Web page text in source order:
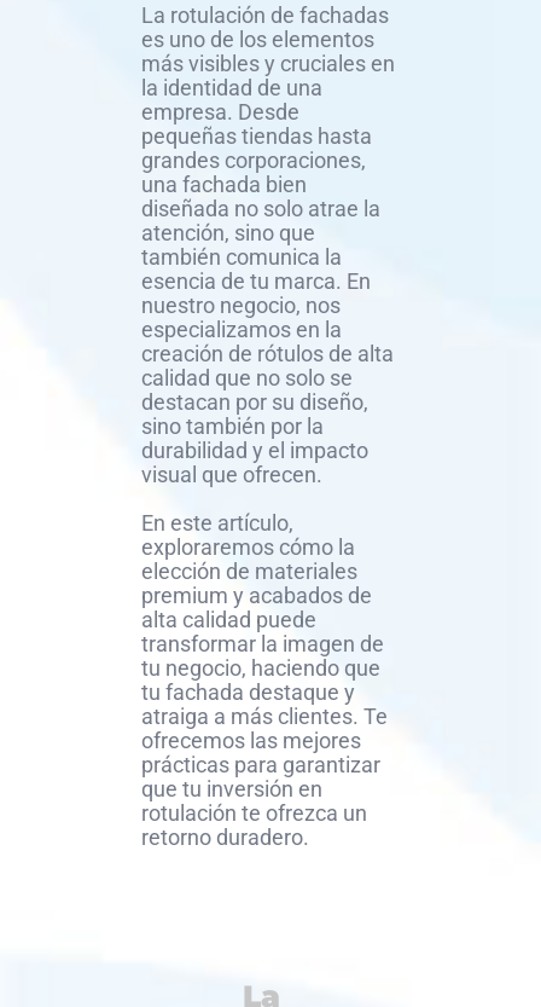
La rotulación de fachadas
es uno de los elementos
más visibles y cruciales en
la identidad de una
empresa. Desde
pequeñas tiendas hasta
grandes corporaciones,
una fachada bien
diseñada no solo atrae la
atención, sino que
también comunica la
esencia de tu marca. En
nuestro negocio, nos
especializamos en la
creación de rótulos de alta
calidad que no solo se
destacan por su diseño,
sino también por la
durabilidad y el impacto
visual que ofrecen.
En este artículo,
exploraremos cómo la
elección de materiales
premium y acabados de
alta calidad puede
transformar la imagen de
tu negocio, haciendo que
tu fachada destaque y
atraiga a más clientes. Te
ofrecemos las mejores
prácticas para garantizar
que tu inversión en
rotulación te ofrezca un
retorno duradero.
La